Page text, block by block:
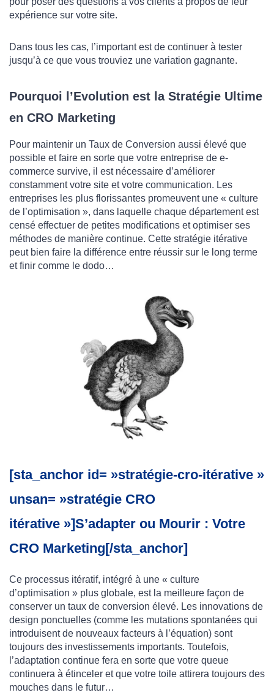
expérience sur votre site.
Dans tous les cas, l’important est de continuer à tester
jusqu’à ce que vous trouviez une variation gagnante.
Pourquoi l’Evolution est la Stratégie Ultime
en CRO Marketing
Pour maintenir un Taux de Conversion aussi élevé que
possible et faire en sorte que votre entreprise de e-
commerce survive, il est nécessaire d’améliorer
constamment votre site et votre communication. Les
entreprises les plus florissantes promeuvent une « culture
de l’optimisation », dans laquelle chaque département est
censé effectuer de petites modifications et optimiser ses
méthodes de manière continue. Cette stratégie itérative
peut bien faire la différence entre réussir sur le long terme
et finir comme le dodo…
[sta_anchor id= »stratégie-cro-itérative »
unsan= »stratégie CRO
itérative »]S’adapter ou Mourir : Votre
CRO Marketing[/sta_anchor]
Ce processus itératif, intégré à une « culture
d’optimisation » plus globale, est la meilleure façon de
conserver un taux de conversion élevé. Les innovations de
design ponctuelles (comme les mutations spontanées qui
introduisent de nouveaux facteurs à l’équation) sont
toujours des investissements importants. Toutefois,
l’adaptation continue fera en sorte que votre queue
continuera à étinceler et que votre toile attirera toujours des
mouches dans le futur…